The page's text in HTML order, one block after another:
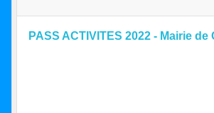
PASS ACTIVITES 2022 - Mairie